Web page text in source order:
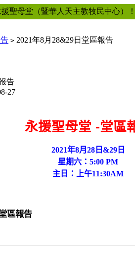
聖母堂（暨華人天主教牧民中心）
> 2021年8月28&29日堂區報告
告
27
永援聖母堂 -堂區
2021年8月 28日 &29日
星期六： 5:00 PM
主日：上午11:30AM
區報告